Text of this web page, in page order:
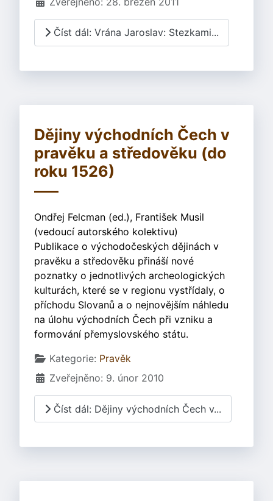
Číst dál: Vrána Jaroslav: Stezkami...
Dějiny východních Čech v
pravěku a středověku (do
roku 1526)
Ondřej Felcman (ed.), František Musil
(vedoucí autorského kolektivu)
Publikace o východočeských dějinách v
pravěku a středověku přináší nové
poznatky o jednotlivých archeologických
kulturách, které se v regionu vystřídaly, o
příchodu Slovanů a o nejnovějším náhledu
na úlohu východních Čech při vzniku a
formování přemyslovského státu.
Základní údaje
Kategorie: Pravěk
Zveřejněno: 9. únor 2010
Číst dál: Dějiny východních Čech v...